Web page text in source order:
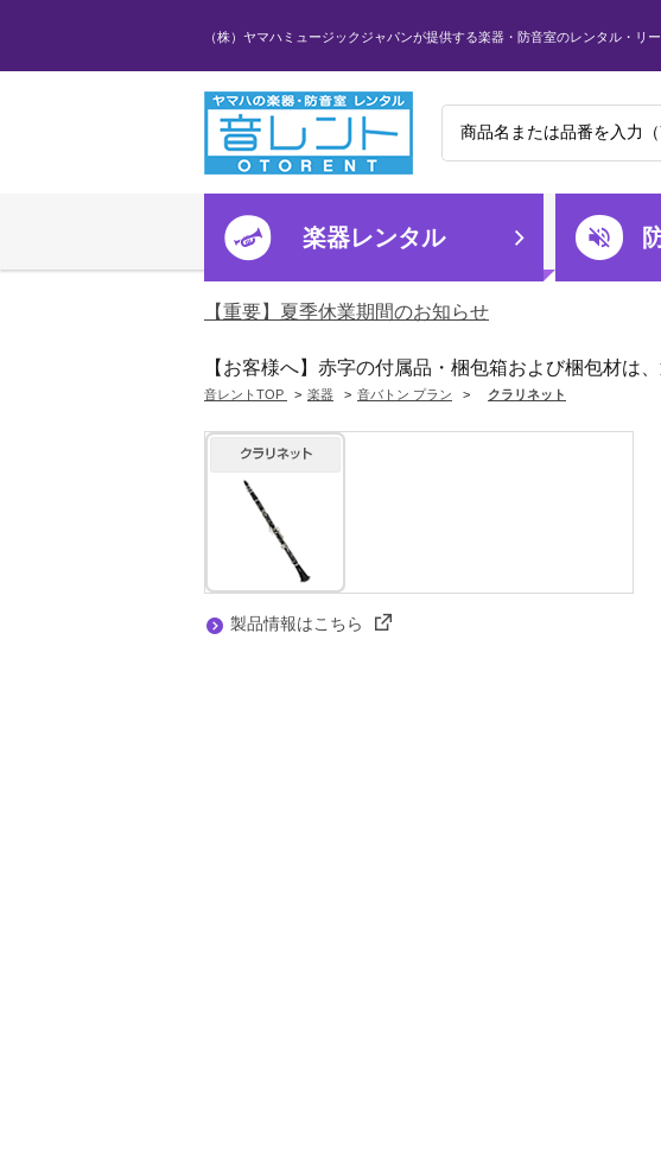
（株）ヤマハミュージックジャパンが提供する楽器・防音室のレンタル・リ
楽器レンタル
【重要】夏季休業期間のお知らせ
【お客様へ】赤字の付属品・梱包箱および梱包材は
音レントTOP > 楽器 > 音バトン プラン > クラリネット
製品情報はこちら